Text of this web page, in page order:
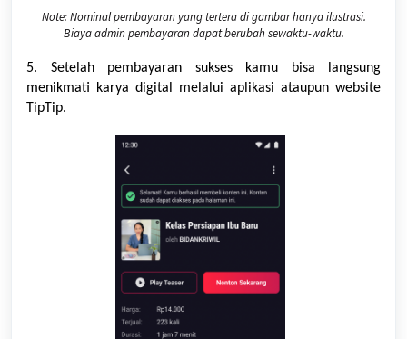
Note: Nominal pembayaran yang tertera di gambar hanya ilustrasi.
Biaya admin pembayaran dapat berubah sewaktu-waktu.
5. Setelah pembayaran sukses kamu bisa langsung
menikmati
karya digital melalui aplikasi ataupun website
TipTip.